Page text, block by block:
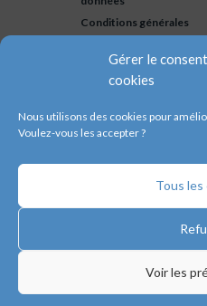
Gérer le
cookies
Nous utilisons des cookies pour
Voulez-vous les accepter ?
Tous les
Voir les
Conditions générales
de Dieuet